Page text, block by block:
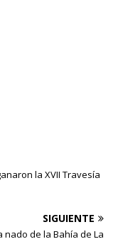
la XVII Travesía
SIGUIENTE
nado de la Bahía de La